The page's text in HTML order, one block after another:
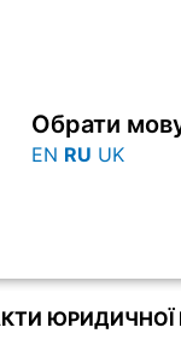
Обрати
EN RU UK
ЮРИДИЧНОЇ